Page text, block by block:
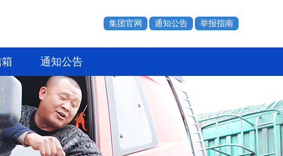
集团官网 通知公告 举报指南
通知公告